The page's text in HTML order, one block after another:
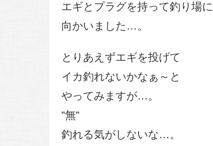
エギとプラグを持って釣り場に
向かいました…。
とりあえずエギを投げて
イカ釣れないかなぁ～と
やってみますが…。
”無”
釣れる気がしないな…。